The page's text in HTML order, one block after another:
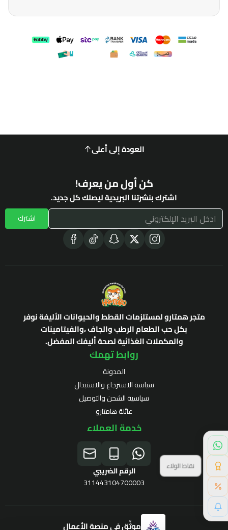
العودة إلى أعلى
كن أول من يعرف!
اشترك بنشرتنا البريدية ليصلك كل جديد.
اشترك
متجر همتارو لمستلزمات القطط والحيوانات الأليفة نوفر
بكل حب الطعام الرطب والجاف ،والفيتامينات
والمكملات الغذائية لصحة أليفك المفضل.
روابط تهمك
المدونة
سياسة الاسترجاع والاستبدال
سياسية الشحن والتوصيل
عائلة هامتارو
خدمة العملاء
الرقم الضريبي
311443104700003
موثّق في منصة الأعمال